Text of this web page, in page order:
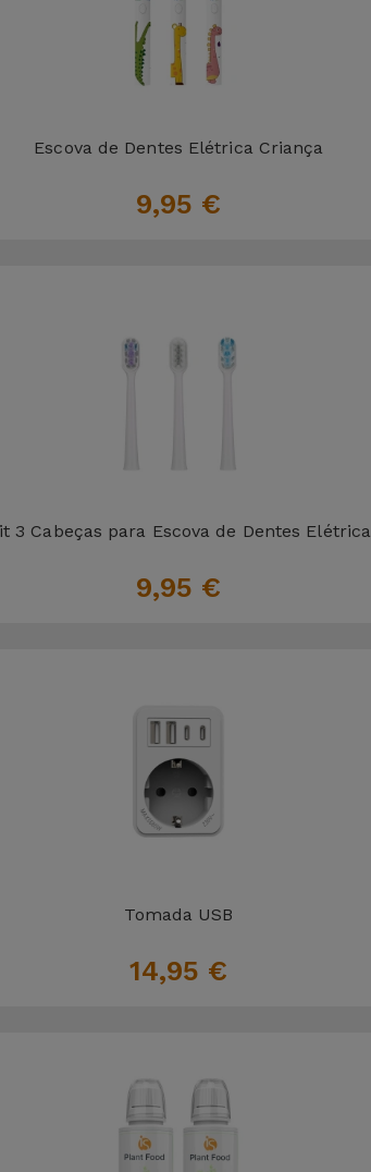
Escova de Dentes Elétrica Criança
9,95 €
3 Cabeças para Escova de Dentes Elétrica
9,95 €
Tomada USB
14,95 €